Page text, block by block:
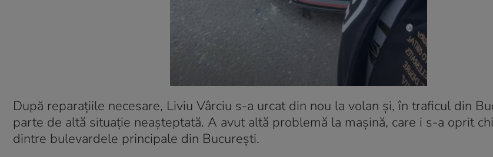
După reparațiile necesare, Liviu Vârciu s-a urcat din nou la volan și, în traficul din
parte de altă situație neașteptată. A avut altă problemă la mașină, care i s-a oprit
dintre bulevardele principale din București.